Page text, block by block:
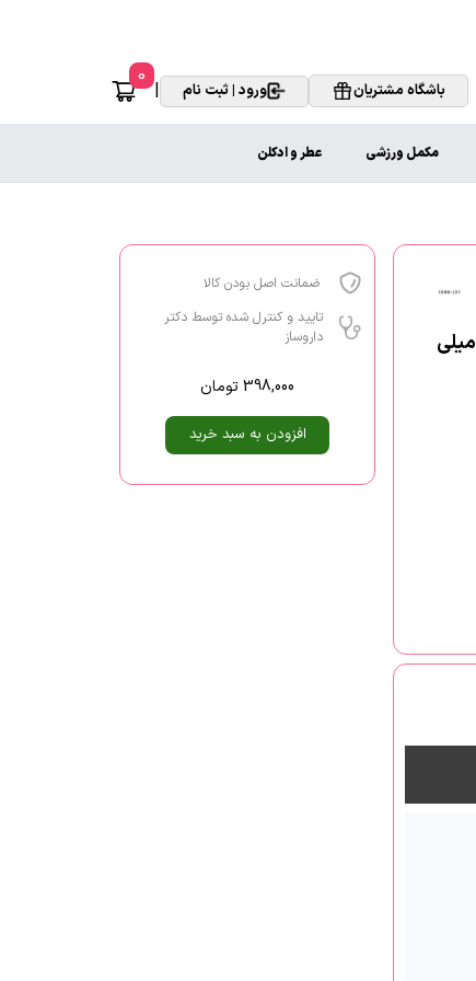
باشگاه مشتریان ورود | ثبت نام |
0
مکمل ورزشی عطر و ادکلن
کرم مرطوب کننده دست هیدرالیفت درمالیفت مناسب انواع پوست 75 میلی
ضمانت اصل بودن کالا
تایید و کنترل شده توسط دکتر
داروساز
398,000تومان
افزودن به سبد خرید